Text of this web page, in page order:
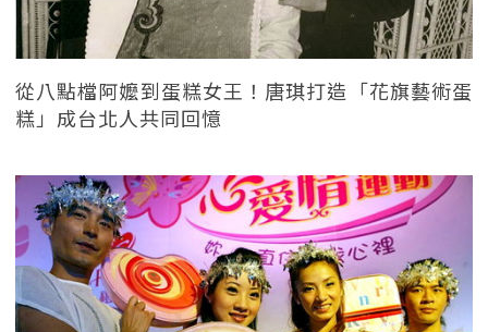
從八點檔阿嬤到蛋糕女王！唐琪打造「花旗藝術蛋
糕」成台北人共同回憶